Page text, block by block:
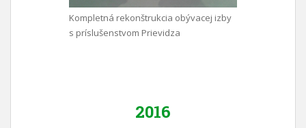
Kompletná rekonštrukcia obývacej izby
s príslušenstvom Prievidza
2016